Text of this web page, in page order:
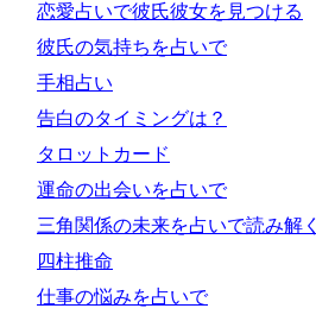
恋愛占いで彼氏彼女を見つける
彼氏の気持ちを占いで
手相占い
告白のタイミングは？
タロットカード
運命の出会いを占いで
三角関係の未来を占いで読み解く
四柱推命
仕事の悩みを占いで